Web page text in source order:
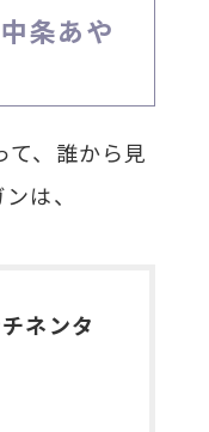
条あや
、誰から見
は、
ネンタ